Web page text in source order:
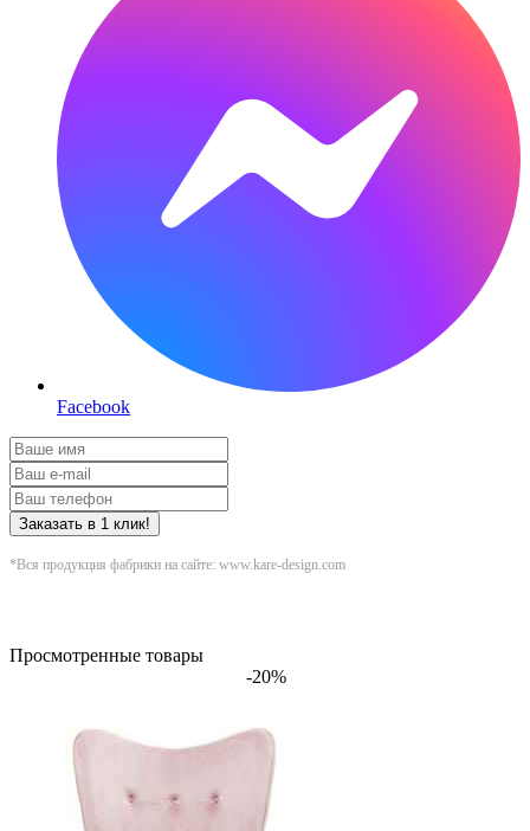
Facebook
Заказать в 1 клик!
*Вся продукция фабрики на сайте: www.kare-design.com
Просмотренные товары
-20%